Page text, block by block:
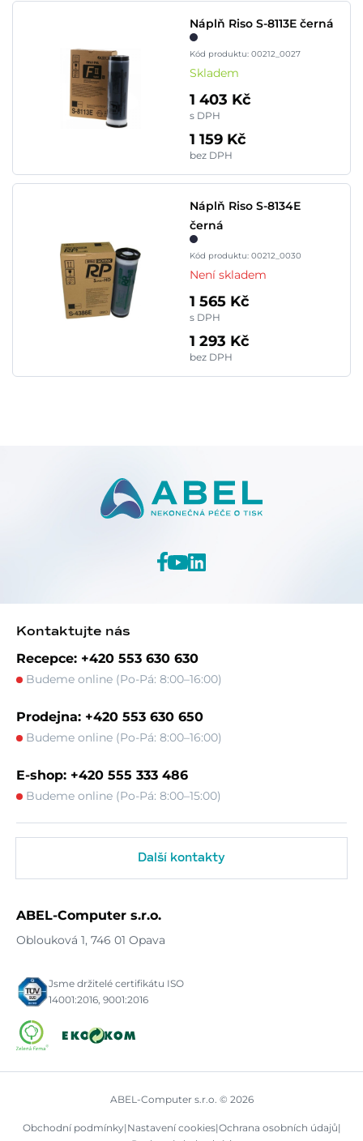
Náplň Riso S-8113E černá
Kód produktu: 00212_0027
Skladem
1 403 Kč
s DPH
1 159 Kč
bez DPH
Náplň Riso S-8134E
černá
Kód produktu: 00212_0030
Není skladem
1 565 Kč
s DPH
1 293 Kč
bez DPH
Kontaktujte nás
Recepce: +420 553 630 630
Budeme online (Po-Pá: 8:00–16:00)
Prodejna: +420 553 630 650
Budeme online (Po-Pá: 8:00–16:00)
E-shop: +420 555 333 486
Budeme online (Po-Pá: 8:00–15:00)
Další kontakty
ABEL-Computer s.r.o.
Oblouková 1, 746 01 Opava
Jsme držitelé certifikátu ISO
14001:2016, 9001:2016
ABEL-Computer s.r.o. © 2026
Obchodní podmínky|Nastavení cookies|Ochrana osobních údajů|